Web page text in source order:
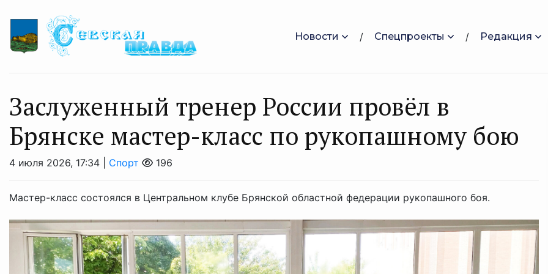
Новости Спецпроекты Редакция
Заслуженный тренер России провёл в
Брянске мастер-класс по рукопашному бою
4 июля 2026, 17:34 | Спорт 196
Мастер-класс состоялся в Центральном клубе Брянской областной федерации рукопашного боя.